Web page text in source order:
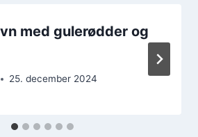
med gulerødder og
25. december 2024